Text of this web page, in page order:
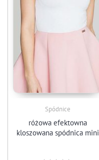
Spódnice
różowa efektowna
kloszowana spódnica mini